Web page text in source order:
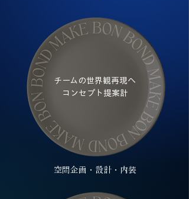
チームの世界観再現へ
​コンセプト提案計
空間企画・設計・内装